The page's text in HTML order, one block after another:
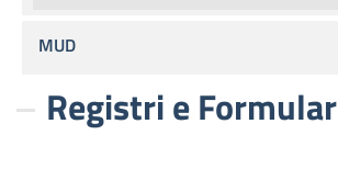
Registri e
MUD